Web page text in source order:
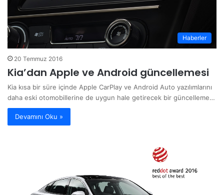
Haberler
20 Temmuz 2016
Kia’dan Apple ve Android güncellemesi
Kia kısa bir süre içinde Apple CarPlay ve Android Auto yazılımlarını
daha eski otomobillerine de uygun hale getirecek bir güncelleme…
Devamını Oku »